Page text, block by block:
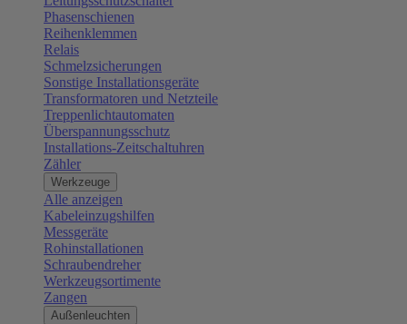
Phasenschienen
Reihenklemmen
Relais
Schmelzsicherungen
Sonstige Installationsgeräte
Transformatoren und Netzteile
Treppenlichtautomaten
Überspannungsschutz
Installations-Zeitschaltuhren
Zähler
Werkzeuge
Alle anzeigen
Kabeleinzugshilfen
Messgeräte
Rohinstallationen
Schraubendreher
Werkzeugsortimente
Zangen
Außenleuchten